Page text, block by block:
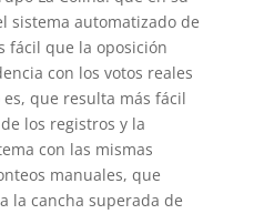
sistema automatizado de
fácil que la oposición
con los votos reales
que resulta más fácil
los registros y la
con las mismas
manuales, que
la cancha superada de